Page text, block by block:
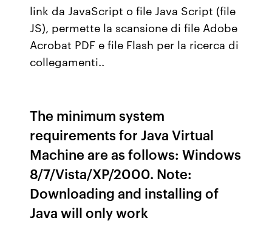
link da JavaScript o file Java Script (file
JS), permette la scansione di file Adobe
Acrobat PDF e file Flash per la ricerca di
collegamenti..
The minimum system
requirements for Java Virtual
Machine are as follows: Windows
8/7/Vista/XP/2000. Note:
Downloading and installing of
Java will only work